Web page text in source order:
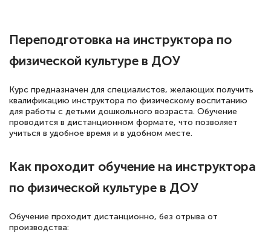
Знаток города 5 уровня
18 марта 2026
Выражаю благодарность за курс
повышения квалификации "Эксперт ЕГЭ по
русскому языку и литературе". Много
полезных материалов помогли
книги, методические рекомендации,
Переподготовка на инструктора по
физической культуре в ДОУ
Курс предназначен для специалистов, желающих получить
квалификацию инструктора по физическому воспитанию
для работы с детьми дошкольного возраста. Обучение
проводится в дистанционном формате, что позволяет
учиться в удобное время и в удобном месте.
Как проходит обучение на инструктора
по физической культуре в ДОУ
Обучение проходит дистанционно, без отрыва от
производства: